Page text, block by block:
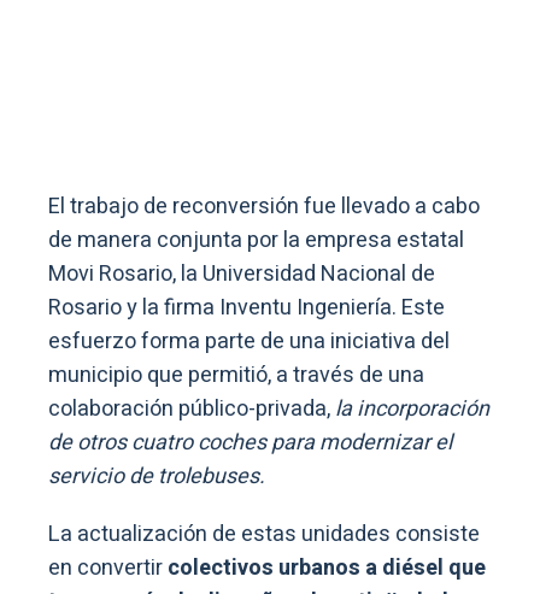
El trabajo de reconversión fue llevado a cabo
de manera conjunta por la empresa estatal
Movi Rosario, la Universidad Nacional de
Rosario y la firma Inventu Ingeniería. Este
esfuerzo forma parte de una iniciativa del
municipio que permitió, a través de una
colaboración público-privada,la incorporación
de otros cuatro coches para modernizar el
servicio de trolebuses.
La actualización de estas unidades consiste
en convertircolectivos urbanos a diésel que